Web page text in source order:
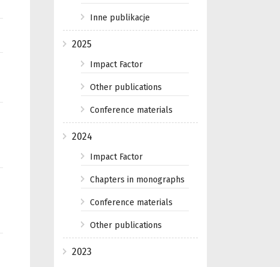
Inne publikacje
2025
Impact Factor
Other publications
Conference materials
2024
Impact Factor
Chapters in monographs
Conference materials
Other publications
2023